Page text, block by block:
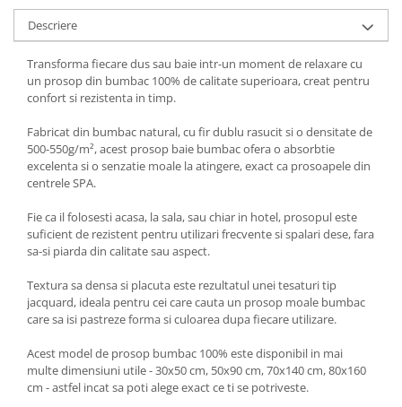
Descriere
Transforma fiecare dus sau baie intr-un moment de relaxare cu
un prosop din bumbac 100% de calitate superioara, creat pentru
confort si rezistenta in timp.
Fabricat din bumbac natural, cu fir dublu rasucit si o densitate de
500-550g/m², acest prosop baie bumbac ofera o absorbtie
excelenta si o senzatie moale la atingere, exact ca prosoapele din
centrele SPA.
Fie ca il folosesti acasa, la sala, sau chiar in hotel, prosopul este
suficient de rezistent pentru utilizari frecvente si spalari dese, fara
sa-si piarda din calitate sau aspect.
Textura sa densa si placuta este rezultatul unei tesaturi tip
jacquard, ideala pentru cei care cauta un prosop moale bumbac
care sa isi pastreze forma si culoarea dupa fiecare utilizare.
Acest model de prosop bumbac 100% este disponibil in mai
multe dimensiuni utile - 30x50 cm, 50x90 cm, 70x140 cm, 80x160
cm - astfel incat sa poti alege exact ce ti se potriveste.